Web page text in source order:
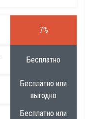
7%
Бесплатно
Бесплатно или
выгодно
Бесплатно или